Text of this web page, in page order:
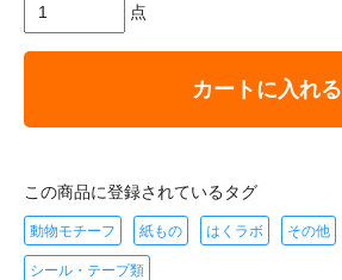
点
カートに入れる
この商品に登録されているタグ
動物モチーフ 紙もの はくラボ その他
シール・テープ類